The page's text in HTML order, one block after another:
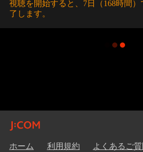
視聴を開始すると、7日（168時間
了します。
ホーム 利用規約 よくあるご質